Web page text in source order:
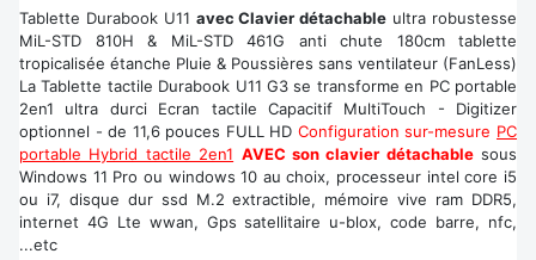
Tablette Durabook U11 avec Clavier détachable ultra robustesse
MiL-STD 810H & MiL-STD 461G anti chute 180cm tablette
tropicalisée étanche Pluie & Poussières sans ventilateur (FanLess)
La Tablette tactile Durabook U11 G3 se transforme en PC portable
2en1 ultra durci Ecran tactile Capacitif MultiTouch - Digitizer
optionnel - de 11,6 pouces FULL HD Configuration sur-mesure PC
portable Hybrid tactile 2en1 AVEC son clavier détachable sous
Windows 11 Pro ou windows 10 au choix, processeur intel core i5
ou i7, disque dur ssd M.2 extractible, mémoire vive ram DDR5,
internet 4G Lte wwan, Gps satellitaire u-blox, code barre, nfc,
...etc